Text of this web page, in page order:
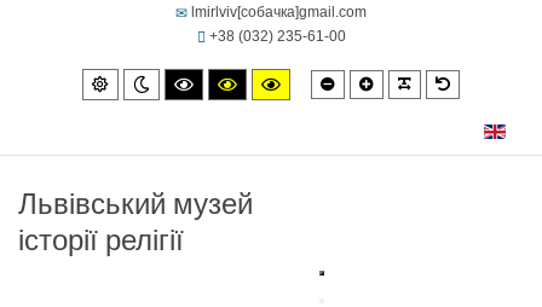
lmirlviv[собачка]gmail.com
+38 (032) 235-61-00
Default
mode
Night
mode
High
contrast
High
contrast
High
contrast
Smaller
font
Larger
font
Львівський музей
історії релігії